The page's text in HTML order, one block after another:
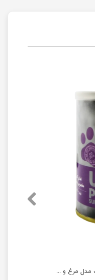
کنسرو غذای بچه گربه یو اس پت مدل مرغ و سیب وزن 400 گرم